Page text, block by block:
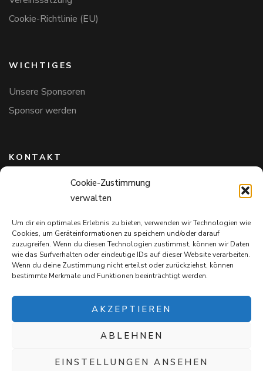
Cookie-Zustimmung
verwalten
Um dir ein optimales Erlebnis zu bieten, verwenden wir Technologien wie
Cookies, um Geräteinformationen zu speichern und/oder darauf
zuzugreifen. Wenn du diesen Technologien zustimmst, können wir Daten
wie das Surfverhalten oder eindeutige IDs auf dieser Website verarbeiten.
Wenn du deine Zustimmung nicht erteilst oder zurückziehst, können
bestimmte Merkmale und Funktionen beeinträchtigt werden.
AKZEPTIEREN
ABLEHNEN
EINSTELLUNGEN ANSEHEN
Cookie-Richtlinie (EU)
WICHTIGES
Unsere Sponsoren
Sponsor werden
KONTAKT
Hundefreunde in Bayern e.V.
Markus Willi Ebert
97711 Maßbach
+49 172 85 64 937
Hundefreundeinbayern@web.de
Hundefreunde in Bayern e.V. – und verwöhnt eure Fellnasen!